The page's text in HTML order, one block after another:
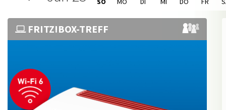
FRITZ!BOX-TREFF